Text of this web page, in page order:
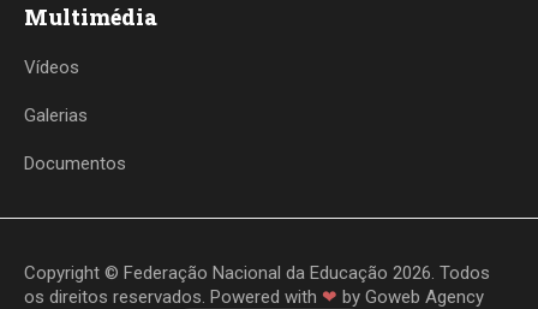
Multimédia
Vídeos
Galerias
Documentos
Copyright © Federação Nacional da Educação 2026. Todos
os direitos reservados. Powered with ❤ by Goweb Agency